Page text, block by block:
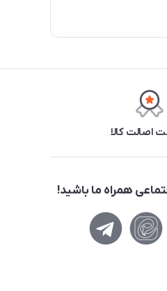
اصالت کالا
همراه ما باشید!